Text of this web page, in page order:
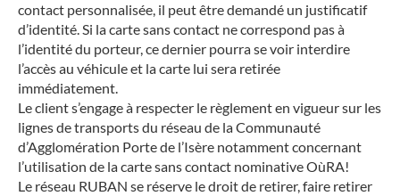
contact personnalisée, il peut être demandé un justificatif
d’identité. Si la carte sans contact ne correspond pas à
l’identité du porteur, ce dernier pourra se voir interdire
l’accès au véhicule et la carte lui sera retirée
immédiatement.
Le client s’engage à respecter le règlement en vigueur sur les
lignes de transports du réseau de la Communauté
d’Agglomération Porte de l’Isère notamment concernant
l’utilisation de la carte sans contact nominative OùRA!
Le réseau RUBAN se réserve le droit de retirer, faire retirer